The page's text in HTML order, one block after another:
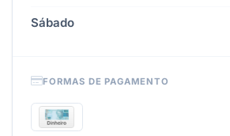
Sábado
FORMAS DE PAGAMENTO